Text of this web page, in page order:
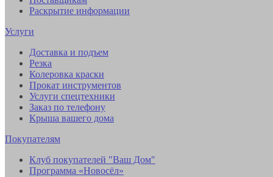
Раскрытие информации
Услуги
Доставка и подъем
Резка
Колеровка краски
Прокат инструментов
Услуги спецтехники
Заказ по телефону
Крыша вашего дома
Покупателям
Клуб покупателей "Ваш Дом"
Программа «Новосёл»